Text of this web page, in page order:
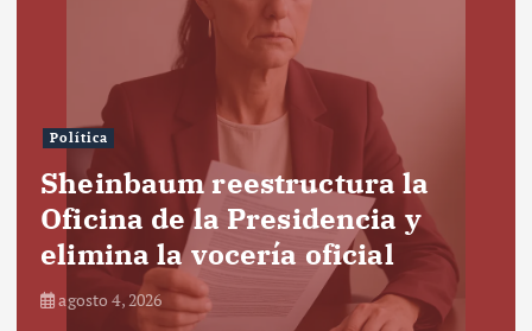
Política
Sheinbaum reestructura la
Oficina de la Presidencia y
elimina la vocería oficial
agosto 4, 2026